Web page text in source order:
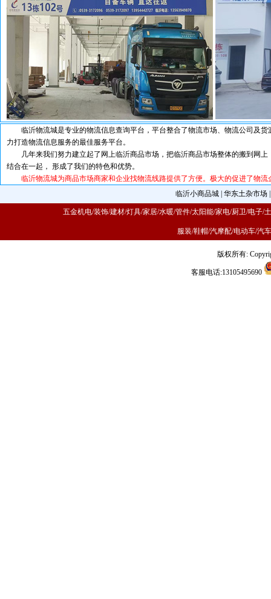
临沂物流城是专业的物流信息查询平台，平台整合了物流市场、物流公司及货
力打造物流信息服务的最佳服务平台。
几年来我们努力建立起了网上临沂商品市场，把临沂商品市场整体的搬到网上
结合在一起， 形成了我们的特色和优势。
临沂物流城为商品市场商家和企业找物流线路提供了方便。极大的促进了物流
临沂小商品城 |华东土杂市场
五金机电/装饰/建材/灯具/家居/水暖/管件/太阳能/家电/厨卫/电子/
服装/鞋帽/汽摩配/电动车/汽
版权所有:
客服电话:13105495690